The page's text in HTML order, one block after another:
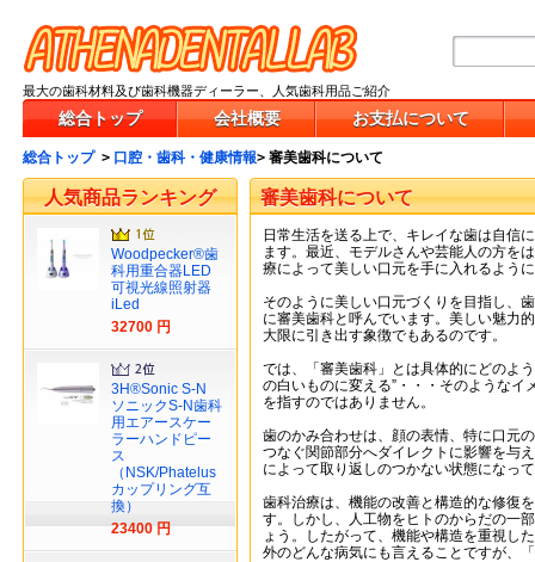
最大の歯科材料及び歯科機器ディーラー、人気歯科用品ご紹介
総合トップ 会社概要 お支払について
総合トップ > 口腔・歯科・健康情報> 審美歯科について
審美歯科について
日常生活を送る上で、キレイな歯は自信
ます。最近、モデルさんや芸能人の方を
療によって美しい口元を手に入れるよう
そのように美しい口元づくりを目指し、
に審美歯科と呼んでいます。美しい魅力
大限に引き出す象徴でもあるのです。
では、「審美歯科」とは具体的にどのよ
の白いものに変える”・・・そのような
を指すのではありません。
歯のかみ合わせは、顔の表情、特に口元
つなぐ関節部分へダイレクトに影響を与
によって取り返しのつかない状態になっ
歯科治療は、機能の改善と構造的な修復
す。しかし、人工物をヒトのからだの一
ょう。したがって、機能や構造を重視し
外のどんな病気にも言えることですが、
人気商品ランキング
Woodpecker®歯
科用重合器LED
可視光線照射器
iLed
32700 円
3H®Sonic S-N
ソニックS-N歯科
用エアースケー
ラーハンドピー
ス
（NSK/Phatelus
カップリング互
換）
23400 円